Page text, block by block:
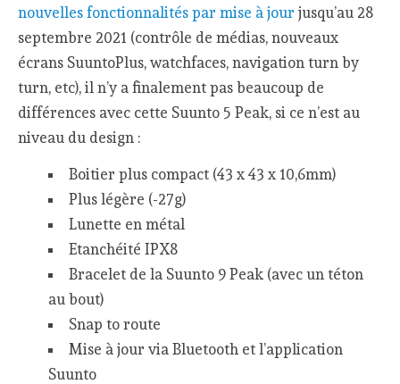
nouvelles fonctionnalités par mise à jour jusqu’au 28
septembre 2021 (contrôle de médias, nouveaux
écrans SuuntoPlus, watchfaces, navigation turn by
turn, etc), il n’y a finalement pas beaucoup de
différences avec cette Suunto 5 Peak, si ce n’est au
niveau du design :
Boitier plus compact (43 x 43 x 10,6mm)
Plus légère (-27g)
Lunette en métal
Etanchéité IPX8
Bracelet de la Suunto 9 Peak (avec un téton
au bout)
Snap to route
Mise à jour via Bluetooth et l’application
Suunto